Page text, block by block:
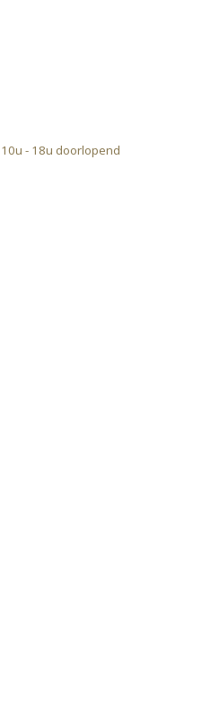
- 18u doorlopend